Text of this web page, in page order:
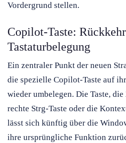
Vordergrund stellen.
Copilot-Taste:
Tastaturbelegung
Ein zentraler Punkt der neuen
die spezielle Copilot-Taste auf
wieder umbelegen. Die Taste,
rechte Strg-Taste oder die
lässt sich künftig über die
ihre ursprüngliche Funktion